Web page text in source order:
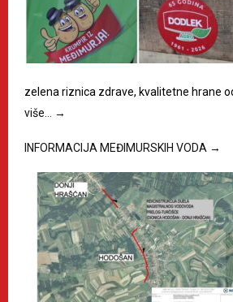
zelena riznica zdrave, kvalitetne hrane
više… →
INFORMACIJA MEĐIMURSKIH VODA →